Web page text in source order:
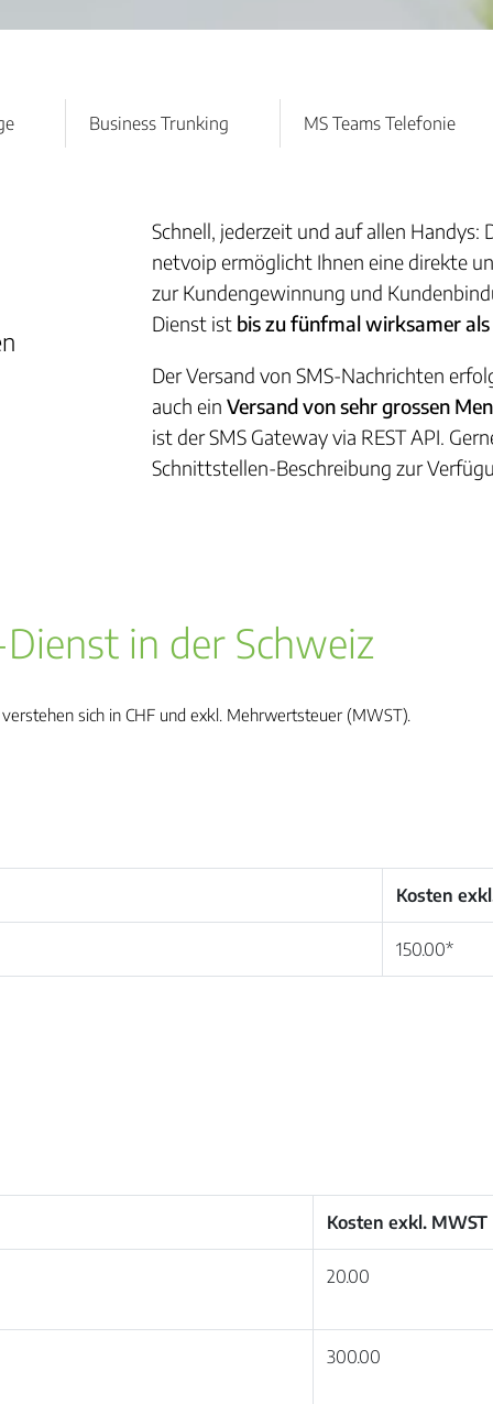
Business Trunking MS Teams Telefonie
Schnell, jederzeit und auf allen Handys:
netvoip ermöglicht Ihnen eine direkte
zur Kundengewinnung und
Dienst ist bis zu fünfmal wirksamer
Der Versand von SMS-Nachrichten
auch einVersand von sehr grossen
ist der SMS Gateway via REST API.
Schnittstellen-Beschreibung zur
in der Schweiz
sich in CHF und exkl. Mehrwertsteuer (MWST).
Kosten
150.00*
Kosten exkl. MWST
20.00
300.00